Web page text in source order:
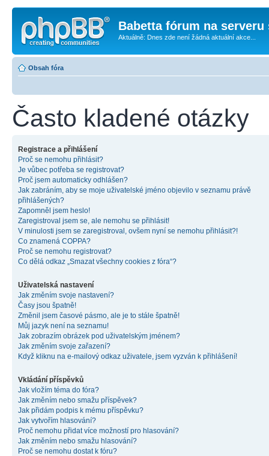
Babetta fórum na serveru
Aktuálně: Dnes zde není žádná aktuální akce...
Obsah fóra
Často kladené otázky
Registrace a přihlášení
Proč se nemohu přihlásit?
Je vůbec potřeba se registrovat?
Proč jsem automaticky odhlášen?
Jak zabráním, aby se moje uživatelské jméno objevilo v seznamu právě
přihlášených?
Zapomněl jsem heslo!
Zaregistroval jsem se, ale nemohu se přihlásit!
V minulosti jsem se zaregistroval, ovšem nyní se nemohu přihlásit?!
Co znamená COPPA?
Proč se nemohu registrovat?
Co dělá odkaz „Smazat všechny cookies z fóra“?
Uživatelská nastavení
Jak změním svoje nastavení?
Časy jsou špatně!
Změnil jsem časové pásmo, ale je to stále špatně!
Můj jazyk není na seznamu!
Jak zobrazím obrázek pod uživatelským jménem?
Jak změním svoje zařazení?
Když kliknu na e-mailový odkaz uživatele, jsem vyzván k přihlášení!
Vkládání příspěvků
Jak vložím téma do fóra?
Jak změním nebo smažu příspěvek?
Jak přidám podpis k mému příspěvku?
Jak vytvořím hlasování?
Proč nemohu přidat více možností pro hlasování?
Jak změním nebo smažu hlasování?
Proč se nemohu dostat k fóru?